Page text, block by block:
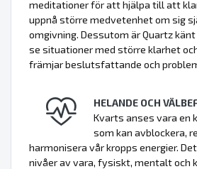
meditationer för att hjälpa till att
uppnå större medvetenhet om sig
omgivning. Dessutom är Quartz
se situationer med större klarhet
främjar beslutsfattande och
HELANDE OCH
Kvarts anses vara en
som kan avblockera,
harmonisera vår kropps energier.
nivåer av vara, fysiskt, mentalt och